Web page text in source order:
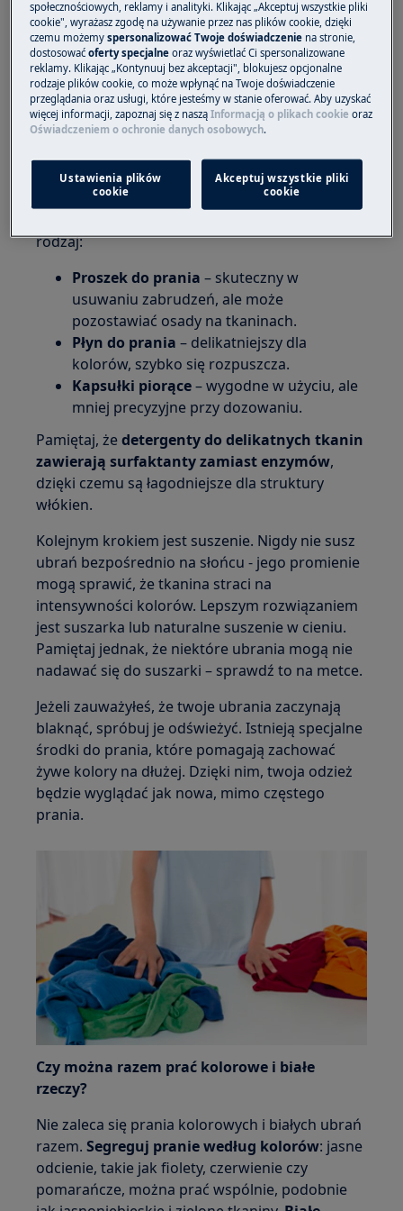
Przed praniem upewnij się, żebęben pralki nie
jest przepełniony– powinien być napełniony
maksymalnie do ¾ objętości, co zapewni lepszą
skuteczność i ochronę tkanin.Zawsze pierz
ubrania na lewą stronę– ograniczysz w ten
sposób ścieranie barwnika. Unikaj zbyt
intensywnego wirowania, które może
prowadzić do odbarwień.
rodzaj:
Proszek do prania – skuteczny w
usuwaniu zabrudzeń, ale może
pozostawiać osady na tkaninach.
Płyn do prania – delikatniejszy dla
kolorów, szybko się rozpuszcza.
Kapsułki piorące– wygodne w użyciu, ale
mniej precyzyjne przy dozowaniu.
Pamiętaj, żedetergenty do delikatnych tkanin
zawierają surfaktanty zamiast enzymów,
dzięki czemu są łagodniejsze dla struktury
włókien.
Kolejnym krokiem jest suszenie. Nigdy nie susz
ubrań bezpośrednio na słońcu - jego promienie
mogą sprawić, że tkanina straci na
intensywności kolorów. Lepszym rozwiązaniem
jest suszarka lub naturalne suszenie w cieniu.
Pamiętaj jednak, że niektóre ubrania mogą nie
nadawać się do suszarki – sprawdź to na metce.
Jeżeli zauważyłeś, że twoje ubrania zaczynają
blaknąć, spróbuj je odświeżyć. Istnieją specjalne
środki do prania, które pomagają zachować
żywe kolory na dłużej. Dzięki nim, twoja odzież
będzie wyglądać jak nowa, mimo częstego
prania.
Czy można razem prać kolorowe i białe
rzeczy?
Nie zaleca się prania kolorowych i białych ubrań
razem.Segreguj pranie według kolorów: jasne
odcienie, takie jak fiolety, czerwienie czy
pomarańcze, można prać wspólnie, podobnie
społecznościowych, reklamy i analityki. Klikając „Akceptuj wszystkie pliki
cookie", wyrażasz zgodę na używanie przez nas plików cookie, dzięki
czemu możemyspersonalizować Twoje doświadczenie na stronie,
dostosowaćoferty specjalne oraz wyświetlać Ci spersonalizowane
reklamy. Klikając „Kontynuuj bez akceptacji", blokujesz opcjonalne
rodzaje plików cookie, co może wpłynąć na Twoje doświadczenie
przeglądania oraz usługi, które jesteśmy w stanie oferować. Aby uzyskać
więcej informacji, zapoznaj się z nasząInformacją o plikach cookie oraz
Oświadczeniem o ochronie danych osobowych.
Ustawienia plików
cookie
Akceptuj wszystkie pliki
cookie